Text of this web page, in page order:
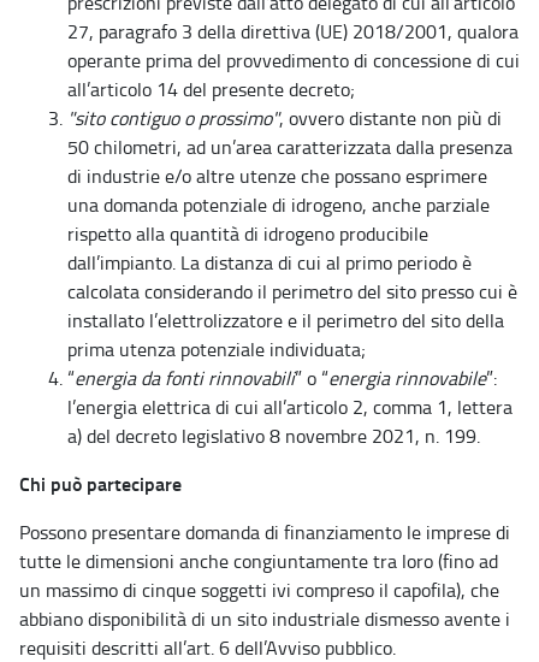
27, paragrafo 3 della direttiva (UE) 2018/2001, qualora
operante prima del provvedimento di concessione di cui
all’articolo 14 del presente decreto;
"sito contiguo o prossimo", ovvero distante non più di
50 chilometri, ad un’area caratterizzata dalla presenza
di industrie e/o altre utenze che possano esprimere
una domanda potenziale di idrogeno, anche parziale
rispetto alla quantità di idrogeno producibile
dall’impianto. La distanza di cui al primo periodo è
calcolata considerando il perimetro del sito presso cui è
installato l’elettrolizzatore e il perimetro del sito della
prima utenza potenziale individuata;
“energia da fonti rinnovabili” o “energia rinnovabile”:
l’energia elettrica di cui all’articolo 2, comma 1, lettera
a) del decreto legislativo 8 novembre 2021, n. 199.
Chi può partecipare
Possono presentare domanda di finanziamento le imprese di
tutte le dimensioni anche congiuntamente tra loro (fino ad
un massimo di cinque soggetti ivi compreso il capofila), che
abbiano disponibilità di un sito industriale dismesso avente i
requisiti descritti all’art. 6 dell’Avviso pubblico.